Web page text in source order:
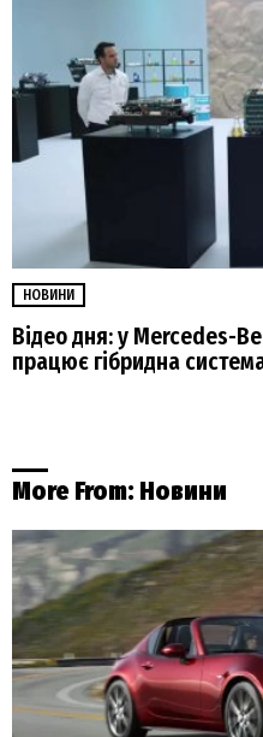
НОВИНИ
Відео дня: у Mercedes-
працює гібридна
More From: Новини